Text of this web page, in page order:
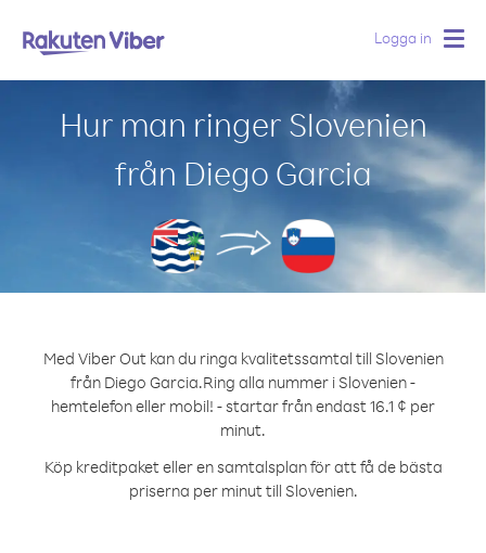
Logga in
Hur man ringer Slovenien
från Diego Garcia
Med Viber Out kan du ringa kvalitetssamtal till Slovenien
från Diego Garcia.Ring alla nummer i Slovenien -
hemtelefon eller mobil! - startar från endast 16.1 ¢ per
minut.
Köp kreditpaket eller en samtalsplan för att få de bästa
priserna per minut till Slovenien.